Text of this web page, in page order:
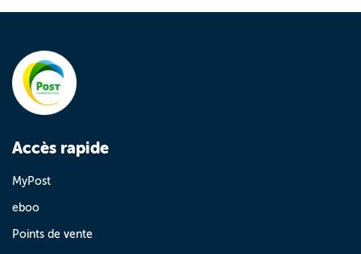
Accès rapide
MyPost
eboo
Points de vente